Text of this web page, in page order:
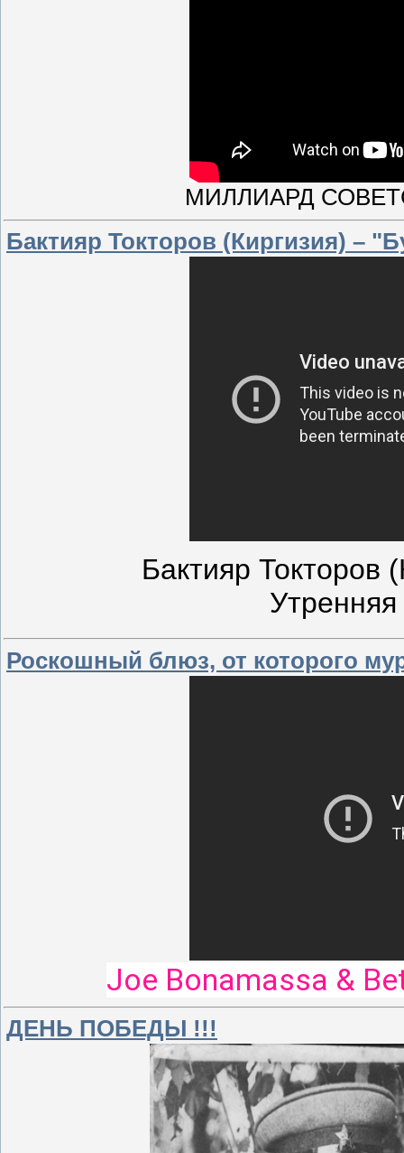
МИЛЛИАРД
Бактияр Токторов (Киргизия) –
Бактияр Токторов
Роскошный блюз, от которого
Joe Bonamassa &
ДЕНЬ ПОБЕДЫ !!!